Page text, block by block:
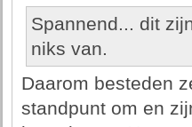
Spannend... dit
niks van.
Daarom besteden
standpunt om en